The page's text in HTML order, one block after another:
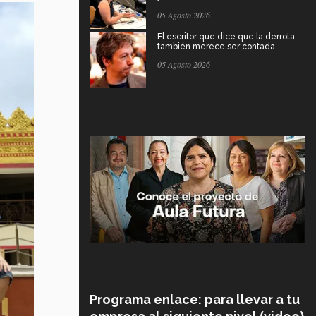
05 Agosto 2026
El escritor que dice que la derrota
también merece ser contada
05 Agosto 2026
Programa enlace: para llevar a tu